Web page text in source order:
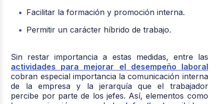
Facilitar la formación y promoción interna.
Permitir un carácter híbrido de trabajo.
Sin restar importancia a estas medidas, entre las
actividades para mejorar el desempeño laboral
cobran especial importancia la comunicación interna
de la empresa y la jerarquía que el trabajador
percibe por parte de los jefes. Así, elementos como